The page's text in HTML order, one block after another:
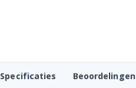
Specificaties Beoordelingen